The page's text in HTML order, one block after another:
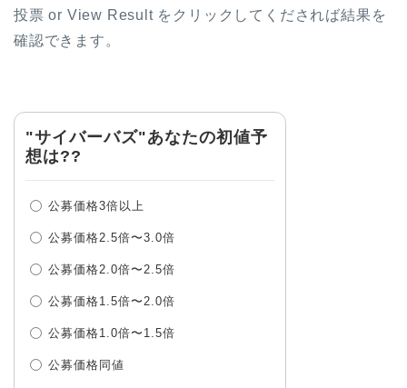
投票 or View Result をクリックしてくだされば結果を
確認できます。
"サイバーバズ"あなたの初値予
想は??
公募価格3倍以上
公募価格2.5倍〜3.0倍
公募価格2.0倍〜2.5倍
公募価格1.5倍〜2.0倍
公募価格1.0倍〜1.5倍
公募価格同値